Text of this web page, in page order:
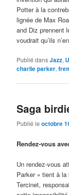
Potter à la
lignée de Max
and Diz prennent
voudrait qu’ils
Publié dansJazz,
charlie parker,
Saga
Publié leoctobre
Rendez-vous
Un rendez-vous
Parker » tient à
Tercinet,